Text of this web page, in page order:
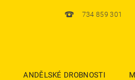
734 859 301
ANDĚLSKÉ DROBNOSTI